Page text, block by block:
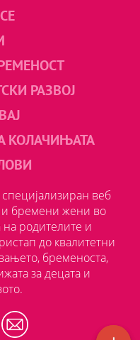
РАЗВОЈ
КОЛАЧИЊАТА
веб
и бремени жени во
на родителите и
до квалитетни
бременоста,
за децата и